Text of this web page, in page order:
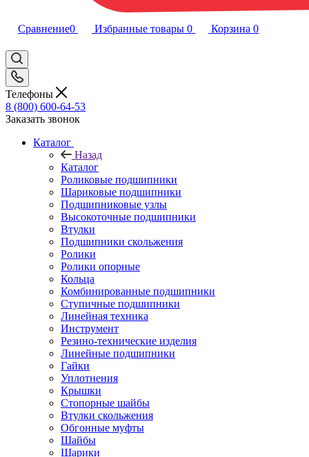
Сравнение0 Избранные товары 0 Корзина 0
Телефоны
8 (800) 600-64-53
Заказать звонок
Каталог
Назад
Каталог
Роликовые подшипники
Шариковые подшипники
Подшипниковые узлы
Высокоточные подшипники
Втулки
Подшипники скольжения
Ролики
Ролики опорные
Кольца
Комбинированные подшипники
Ступичные подшипники
Линейная техника
Инструмент
Резино-технические изделия
Линейные подшипники
Гайки
Уплотнения
Крышки
Стопорные шайбы
Втулки скольжения
Обгонные муфты
Шайбы
Шарики